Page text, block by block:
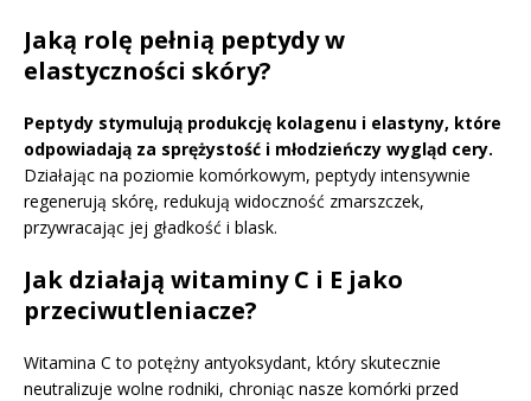
Jaką rolę pełnią peptydy w
elastyczności skóry?
Peptydy stymulują produkcję kolagenu i elastyny, które
odpowiadają za sprężystość i młodzieńczy wygląd cery.
Działając na poziomie komórkowym, peptydy intensywnie
regenerują skórę, redukują widoczność zmarszczek,
przywracając jej gładkość i blask.
Jak działają witaminy C i E jako
przeciwutleniacze?
Witamina C to potężny antyoksydant, który skutecznie
neutralizuje wolne rodniki, chroniąc nasze komórki przed